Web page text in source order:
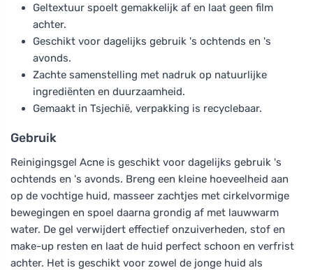
Geltextuur spoelt gemakkelijk af en laat geen film
achter.
Geschikt voor dagelijks gebruik 's ochtends en 's
avonds.
Zachte samenstelling met nadruk op natuurlijke
ingrediënten en duurzaamheid.
Gemaakt in Tsjechië, verpakking is recyclebaar.
Gebruik
Reinigingsgel Acne is geschikt voor dagelijks gebruik 's
ochtends en 's avonds. Breng een kleine hoeveelheid aan
op de vochtige huid, masseer zachtjes met cirkelvormige
bewegingen en spoel daarna grondig af met lauwwarm
water. De gel verwijdert effectief onzuiverheden, stof en
make-up resten en laat de huid perfect schoon en verfrist
achter. Het is geschikt voor zowel de jonge huid als